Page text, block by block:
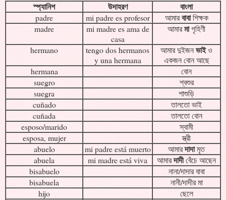
স্প্যানিশ
উদাহরণ বাংলা
padre mi padre es profesor আমারবাবাশিক্ষক
madre
mi madre es ama de
casa
আমারমাগৃহিণী
hermano
tengo dos hermanos
y una hermana
আমার দুইজনভাইও
একজন বোন আছে
hermana
বোন
suegro
শ্বশুর
suegra
শাশুড়ি
cuñado
তালতো ভাই
cuñada
তালতো বোন
esposo/marido
স্বামী
esposa, mujer
স্ত্রী
abuelo
mi padre está muerto আমারদাদামৃত
abuela
mi madre está viva আমারদাদীবেঁচে আছেন
bisabuelo
নানা/দাদার বাবা
bisabuela
নানী/দাদীর মা
hijo
ছেলে